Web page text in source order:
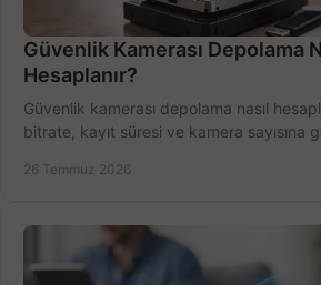
Güvenlik Kamerası Depolama
Hesaplanır?
Güvenlik kamerası depolama nasıl
bitrate, kayıt süresi ve kamera sayısına
26 Temmuz 2026